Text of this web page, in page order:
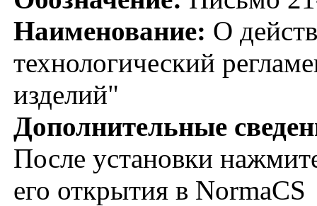
Наименование: О
технологический
изделий"
Дополнительные
После установки
его открытия в NormaCS